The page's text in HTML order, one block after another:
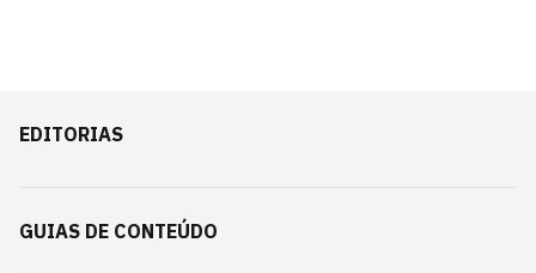
EDITORIAS
GUIAS DE CONTEÚDO